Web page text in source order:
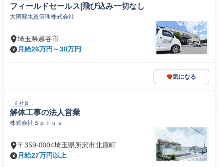
フィールドセールス|飛び込み一切なし
大阿蘇水質管理株式会社
埼玉県越谷市
月給26万円～30万円
気になる
正社員
解体工事の法人営業
株式会社Ｓｐｌｕｓ
〒359-0004埼玉県所沢市北原町
月給27万円以上